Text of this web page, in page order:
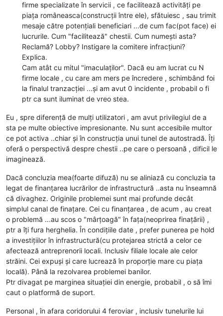
firme specializate în servicii , ce facilitează activități pe
piața româneasca(construcții între ele), sfătuiesc , sau trimit
mesaje către potențiali beneficiari ...de cum fac(pot face) ei
lucrurile. Cum "facilitează" chestii. Cum numești asta?
Reclamă? Lobby? Instigare la comitere infracțiuni?
Explica.
Cam atât cu mitul "imaculaților". Dacă eu am lucrat cu N
firme locale , cu care am mers pe încredere , schimbând foi
la finalul tranzacției ...și am avut 0 incidente , probabil o fi
ptr ca sunt iluminat de vreo stea.
Eu , spre diferență de mulți utilizatori , am avut privilegiul de a
sta pe multe obiective impresionante. Nu sunt accesibile multor
ce pot activa ..chiar și în construcția unui tunel de autostradă. Îți
oferă o perspectivă despre chestii ..pe care o persoană , dificil le
imaginează.
Dacă concluzia mea(foarte difuză) nu se aliniază cu concluzia ta
legat de finanțarea lucrărilor de infrastructură ..asta nu înseamnă
că divaghez. Originile problemei sunt mai profunde decât
simplul canal de finațare. Cei cu finanțarea , de acum , au creat
o problemă ...au scos o "mârțoagă" în fața(neoprirea finațării) ,
ptr a îți fura herghelia. În condițiile date , prefer punerea pe hold
a investițiilor în infrastructură(cu protejarea strictă a celor ce
afectează antreprenorii locali. Inclusiv filiale locale ale celor
străini. Cei expuși și care lucrează în proporție mare cu piața
locală). Până la rezolvarea problemei banilor.
Ptr divagat pe marginea situației din energie, probabil , o să îmi
caut o platformă de suport.
Personal , în afara coridorului 4 feroviar , inclusiv tunelurile lui